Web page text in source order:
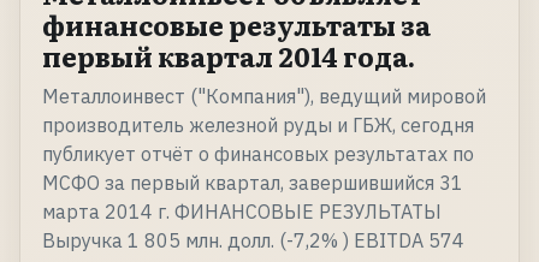
финансовые результаты за
первый квартал 2014 года.
Металлоинвест ("Компания"), ведущий мировой
производитель железной руды и ГБЖ, сегодня
публикует отчёт о финансовых результатах по
МСФО за первый квартал, завершившийся 31
марта 2014 г. ФИНАНСОВЫЕ РЕЗУЛЬТАТЫ
Выручка 1 805 млн. долл. (-7,2% ) EBITDA 574